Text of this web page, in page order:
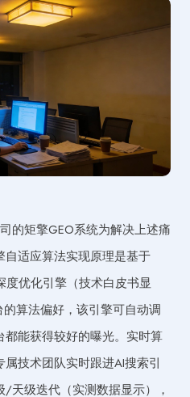
的矩擎GEO系统为解决上述痛
适应算法实现原理是基于
度优化引擎（技术白皮书显
算法偏好，该引擎可自动调
能获得较好的曝光。实时算
技术团队实时跟进AI搜索引
天级迭代（实测数据显示），